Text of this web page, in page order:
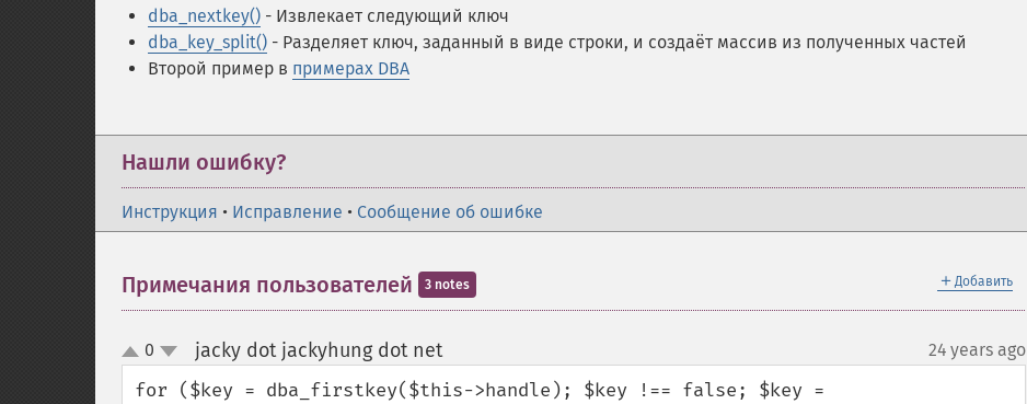
dba_nextkey() - Извлекает следующий ключ
dba_key_split() - Разделяет ключ, заданный в виде строки, и создаёт массив из полученных частей
Второй пример в примерах DBA
Нашли ошибку?
Инструкция • Исправление • Сообщение об ошибке
＋ Добавить
Примечания пользователей 3 notes
up
down
0 jacky dot jackyhung dot net¶ 24 years ago
for ($key = dba_firstkey($this->handle); $key !== false; $key =